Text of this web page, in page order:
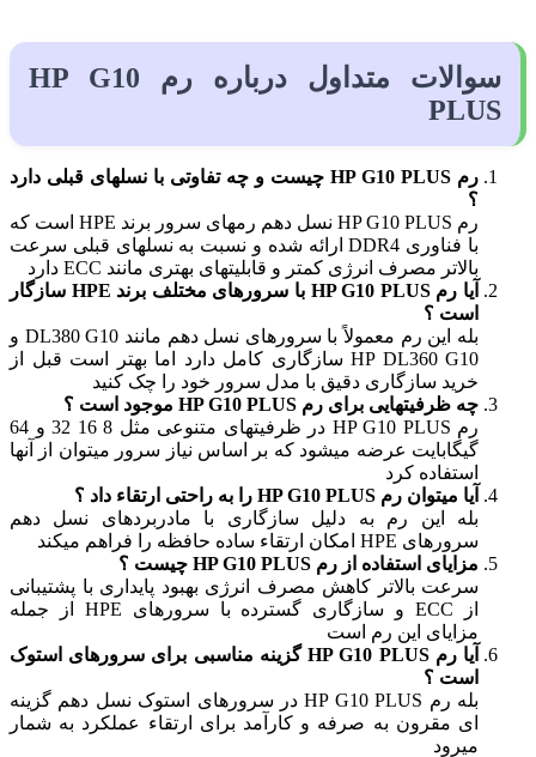
سوالات متداول درباره رم HP G10
PLUS
رم HP G10 PLUS چیست و چه تفاوتی با نسلهای قبلی دارد
؟
رم HP G10 PLUS نسل دهم رمهای سرور برند HPE است که
با فناوری DDR4 ارائه شده و نسبت به نسلهای قبلی سرعت
بالاتر مصرف انرژی کمتر و قابلیتهای بهتری مانند ECC دارد
آیا رم HP G10 PLUS با سرورهای مختلف برند HPE سازگار
است ؟
بله این رم معمولاً با سرورهای نسل دهم مانند DL380 G10 و
HP DL360 G10 سازگاری کامل دارد اما بهتر است قبل از
خرید سازگاری دقیق با مدل سرور خود را چک کنید
چه ظرفیتهایی برای رم HP G10 PLUS موجود است ؟
رم HP G10 PLUS در ظرفیتهای متنوعی مثل 8 16 32 و 64
گیگابایت عرضه میشود که بر اساس نیاز سرور میتوان از آنها
استفاده کرد
آیا میتوان رم HP G10 PLUS را به راحتی ارتقاء داد ؟
بله این رم به دلیل سازگاری با مادربردهای نسل دهم
سرورهای HPE امکان ارتقاء ساده حافظه را فراهم میکند
مزایای استفاده از رم HP G10 PLUS چیست ؟
سرعت بالاتر کاهش مصرف انرژی بهبود پایداری با پشتیبانی
از ECC و سازگاری گسترده با سرورهای HPE از جمله
مزایای این رم است
آیا رم HP G10 PLUS گزینه مناسبی برای سرورهای استوک
است ؟
بله رم HP G10 PLUS در سرورهای استوک نسل دهم گزینه
ای مقرون به صرفه و کارآمد برای ارتقاء عملکرد به شمار
میرود